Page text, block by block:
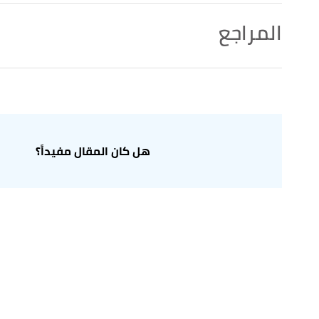
المراجع
in Online Learning"
هل كان المقال مفيداً؟